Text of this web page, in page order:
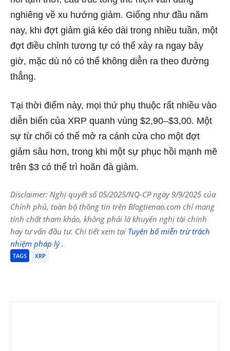
nghiêng về xu hướng giảm. Giống như đầu năm
nay, khi đợt giảm giá kéo dài trong nhiều tuần, một
đợt điều chỉnh tương tự có thể xảy ra ngay bây
giờ, mặc dù nó có thể không diễn ra theo đường
thẳng.
Tại thời điểm này, mọi thứ phụ thuộc rất nhiều vào
diễn biến của XRP quanh vùng $2,90–$3,00. Một
sự từ chối có thể mở ra cánh cửa cho một đợt
giảm sâu hơn, trong khi một sự phục hồi mạnh mẽ
trên $3 có thể trì hoãn đà giảm.
Disclaimer: Nghị quyết số 05/2025/NQ-CP ngày 9/9/2025 của
Chính phủ, toàn bộ thông tin trên Blogtienao.com chỉ mang
tính chất tham khảo, không phải là khuyến nghị tài chính
hay tư vấn đầu tư. Chi tiết xem tại Tuyên bố miễn trừ trách
nhiệm pháp lý.
TAGS XRP